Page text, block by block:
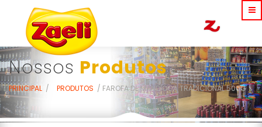
Nossos Produtos
PRINCIPAL PRODUTOS FAROFA DE MANDIOCA TRADICIONAL 500G